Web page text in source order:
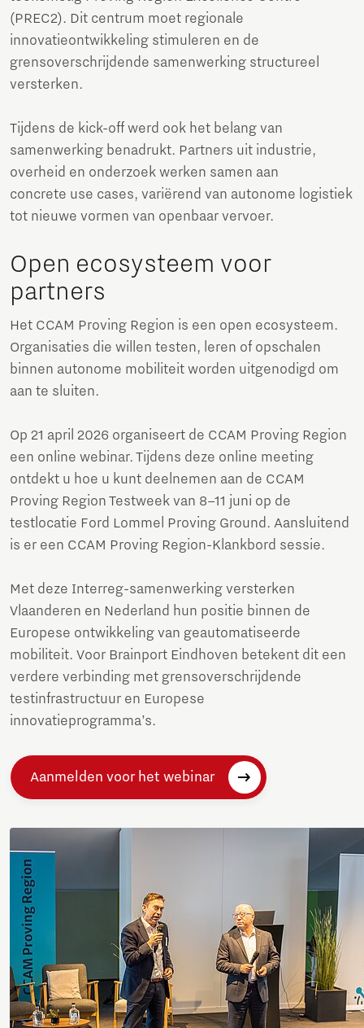
(PREC2). Dit centrum moet regionale
innovatieontwikkeling stimuleren en de
grensoverschrijdende samenwerking structureel
versterken.
Tijdens de kick-off werd ook het belang van
samenwerking benadrukt. Partners uit industrie,
overheid en onderzoek werken samen aan
concrete use cases, variërend van autonome logistiek
tot nieuwe vormen van openbaar vervoer.
Open ecosysteem voor
partners
Het CCAM Proving Region is een open ecosysteem.
Organisaties die willen testen, leren of opschalen
binnen autonome mobiliteit worden uitgenodigd om
aan te sluiten.
Op 21 april 2026 organiseert de CCAM Proving Region
een online webinar. Tijdens deze online meeting
ontdekt u hoe u kunt deelnemen aan de CCAM
Proving Region Testweek van 8–11 juni op de
testlocatie Ford Lommel Proving Ground. Aansluitend
is er een CCAM Proving Region-Klankbord sessie.
Met deze Interreg-samenwerking versterken
Vlaanderen en Nederland hun positie binnen de
Europese ontwikkeling van geautomatiseerde
mobiliteit. Voor Brainport Eindhoven betekent dit een
verdere verbinding met grensoverschrijdende
testinfrastructuur en Europese
innovatieprogramma’s.
Aanmelden voor het webinar